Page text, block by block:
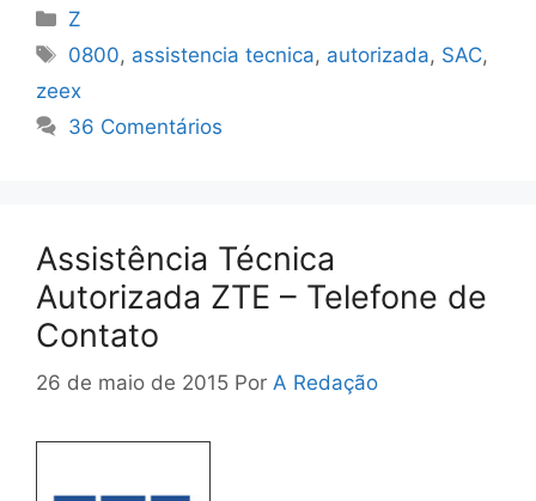
Categorias
Z
Tags
0800, assistencia tecnica, autorizada, SAC,
zeex
36 Comentários
Assistência Técnica
Autorizada ZTE – Telefone de
Contato
26 de maio de 2015 Por A Redação